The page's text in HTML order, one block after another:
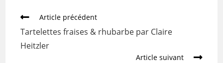
b
o
o
Article précédent
Tartelettes fraises & rhubarbe par Claire
Heitzler
Article suivant